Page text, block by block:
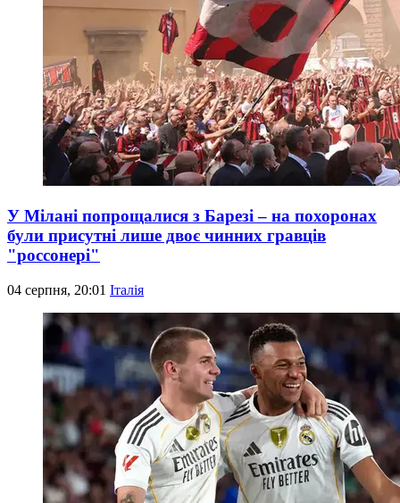
У Мілані попрощалися з Барезі – на похоронах
були присутні лише двоє чинних гравців
"россонері"
04 серпня, 20:01 Італія